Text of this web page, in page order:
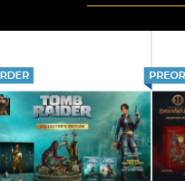
je 2 + 3 :
POŠALJI